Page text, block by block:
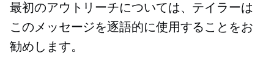
最初のアウトリーチについては、テイラーは
このメッセージを逐語的に使用することをお
勧めします。